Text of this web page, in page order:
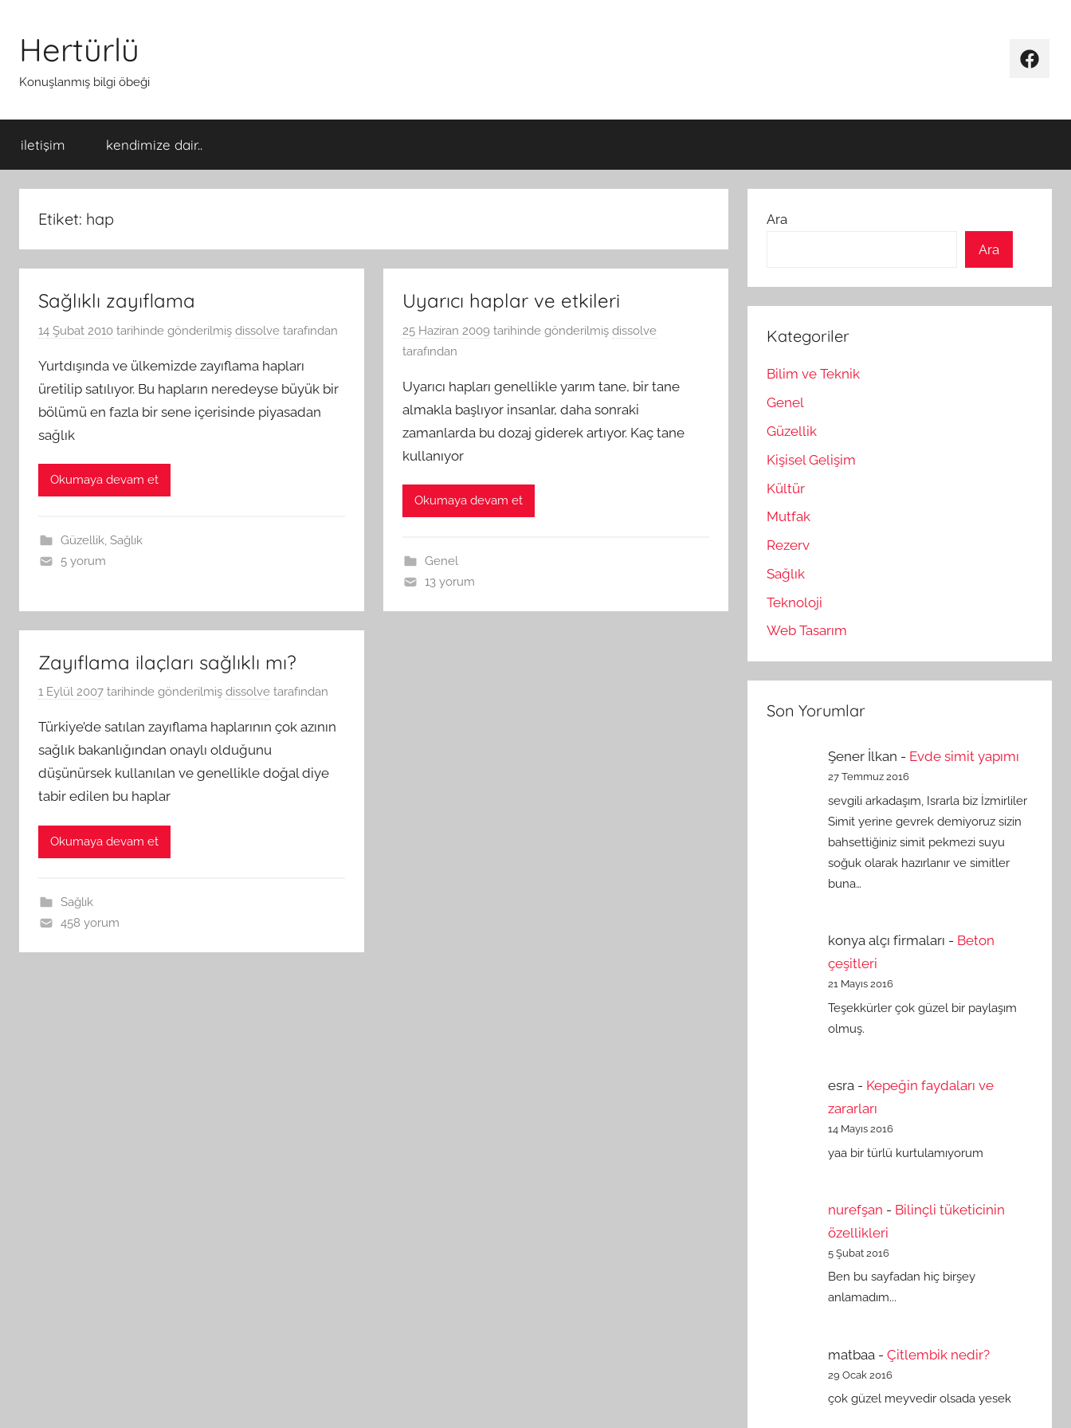
Hertürlü
Konuşlanmış bilgi öbeği
iletişim kendimize dair..
Etiket: hap
Sağlıklı zayıflama
14 Şubat 2010 tarihinde gönderilmiş dissolve tarafından
Yurtdışında ve ülkemizde zayıflama hapları
üretilip satılıyor. Bu hapların neredeyse büyük bir
bölümü en fazla bir sene içerisinde piyasadan
sağlık
Okumaya devam et
Güzellik, Sağlık
5 yorum
Uyarıcı haplar ve etkileri
25 Haziran 2009 tarihinde gönderilmiş dissolve
tarafından
Uyarıcı hapları genellikle yarım tane, bir tane
almakla başlıyor insanlar, daha sonraki
zamanlarda bu dozaj giderek artıyor. Kaç tane
kullanıyor
Okumaya devam et
Genel
13 yorum
Zayıflama ilaçları sağlıklı mı?
1 Eylül 2007 tarihinde gönderilmiş dissolve tarafından
Türkiye’de satılan zayıflama haplarının çok azının
sağlık bakanlığından onaylı olduğunu
düşünürsek kullanılan ve genellikle doğal diye
tabir edilen bu haplar
Okumaya devam et
Sağlık
458 yorum
Ara
Ara
Kategoriler
Bilim ve Teknik
Genel
Güzellik
Kişisel Gelişim
Kültür
Mutfak
Rezerv
Sağlık
Teknoloji
Web Tasarım
Son Yorumlar
Şener İlkan - Evde simit yapımı
27 Temmuz 2016
sevgili arkadaşım, Israrla biz İzmirliler
Simit yerine gevrek demiyoruz sizin
bahsettiğiniz simit pekmezi suyu
soğuk olarak hazırlanır ve simitler
buna…
konya alçı firmaları - Beton
çeşitleri
21 Mayıs 2016
Teşekkürler çok güzel bir paylaşım
olmuş.
esra- Kepeğin faydaları ve
zararları
14 Mayıs 2016
yaa bir türlü kurtulamıyorum
nurefşan - Bilinçli tüketicinin
özellikleri
5 Şubat 2016
Ben bu sayfadan hiç birşey
anlamadım...
matbaa- Çitlembik nedir?
29 Ocak 2016
çok güzel meyvedir olsada yesek